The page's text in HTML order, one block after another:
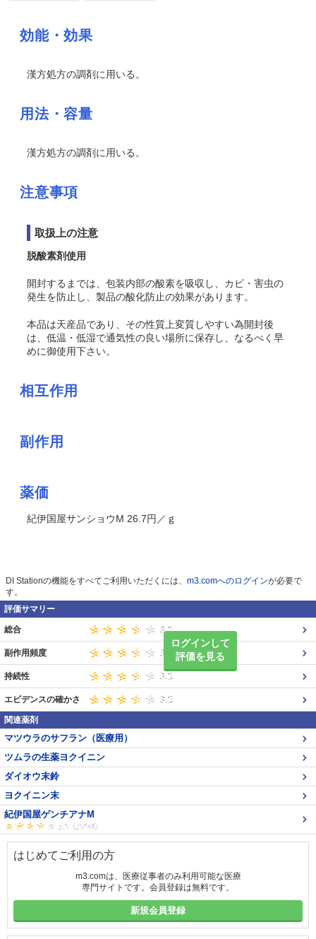
効能・効果
漢方処方の調剤に用いる。
用法・容量
漢方処方の調剤に用いる。
注意事項
取扱上の注意
脱酸素剤使用
開封するまでは、包装内部の酸素を吸収し、カビ・害虫の
発生を防止し、製品の酸化防止の効果があります。
本品は天産品であり、その性質上変質しやすい為開封後
は、低温・低湿で通気性の良い場所に保存し、なるべく早
めに御使用下さい。
相互作用
副作用
薬価
紀伊国屋サンショウM 26.7円／ｇ
DI Stationの機能をすべてご利用いただくには、 m3.comへのログインが必要で
す。
評価サマリー
ログインして
評価を見る
総合
副作用頻度
持続性
エビデンスの確かさ
関連薬剤
マツウラのサフラン（医療用）
ツムラの生薬ヨクイニン
ダイオウ末鈴
ヨクイニン末
紀伊国屋ゲンチアナM
はじめてご利用の方
m3.comは、医療従事者のみ利用可能な医療
専門サイトです。会員登録は無料です。
新規会員登録